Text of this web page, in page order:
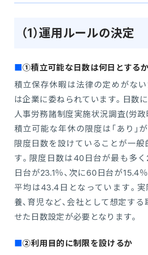
（1）運用ルールの決定
①積立可能な日数は何日とするか
積立保存休暇は法律の定めがない
は企業に委ねられています。日数
人事労務諸制度実施状況調査(労政
積立可能な年休の限度は「あり」
限度日数を設けていることが一般
す。限度日数は40日台が最も多く
日台が23.1％、次に60日台が15.4
平均は43.4日となっています。実
養、育児など、会社として想定す
せた日数設定が必要となります。
②利用目的に制限を設けるか